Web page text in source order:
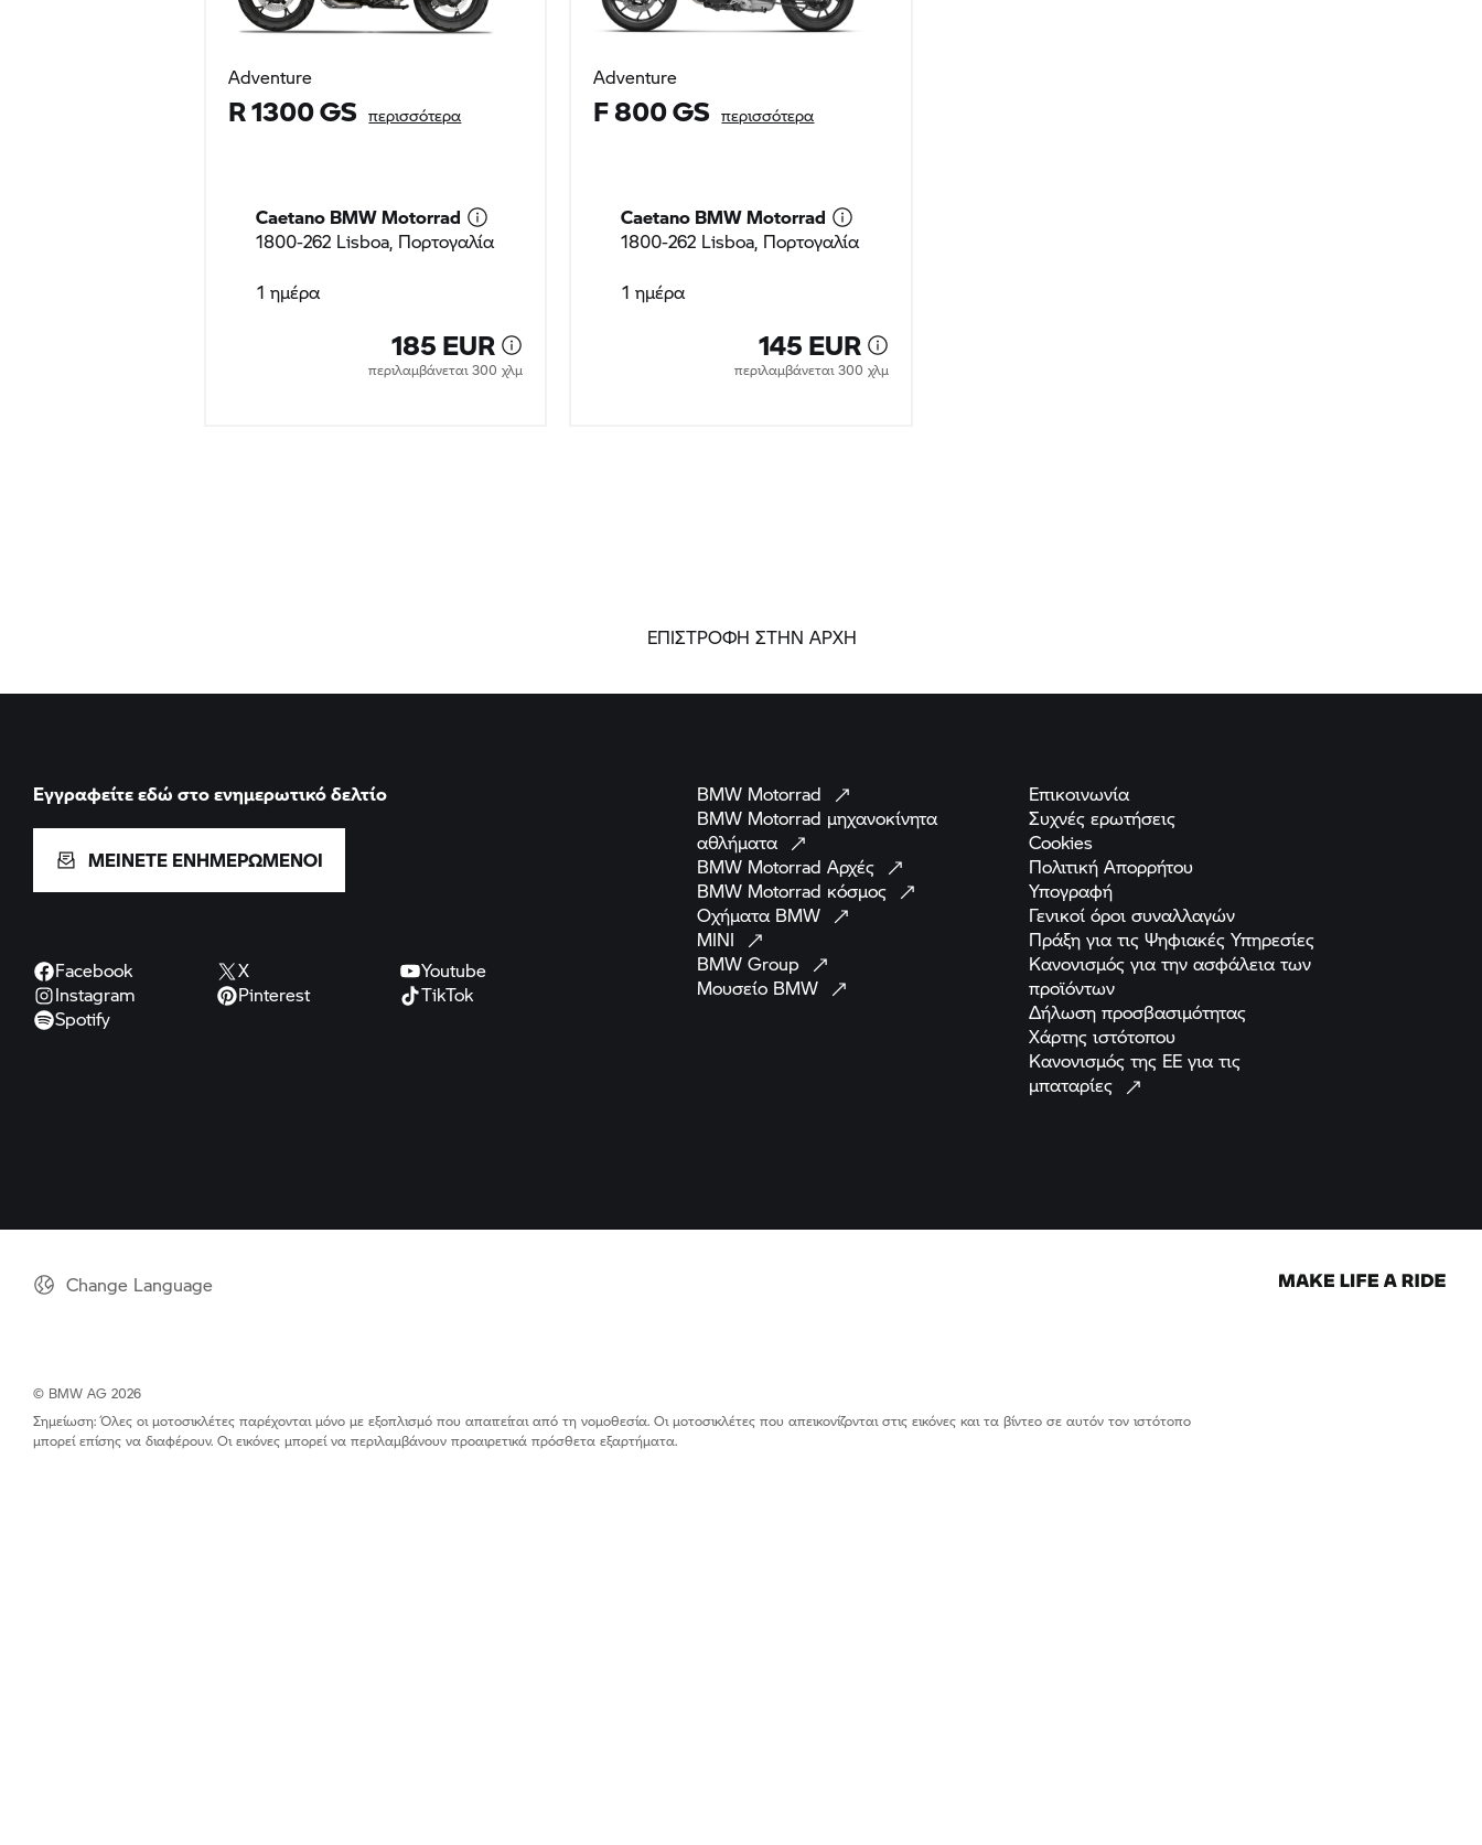
Adventure
R 1300 GS περισσότερα
Caetano BMW Motorrad
1800-262 Lisboa, Πορτογαλία
1 ημέρα
185 EUR
περιλαμβάνεται 300 χλμ
Adventure
F 800 GS περισσότερα
Caetano BMW Motorrad
1800-262 Lisboa, Πορτογαλία
1 ημέρα
145 EUR
περιλαμβάνεται 300 χλμ
ΕΠΙΣΤΡΟΦΗ ΣΤΗΝ ΑΡΧΗ
Εγγραφείτε εδώ στο ενημερωτικό δελτίο
ΜΕΙΝΕΤΕ ΕΝΗΜΕΡΩΜΕΝΟΙ
Facebook X
Youtube
Instagram
Pinterest
TikTok
Spotify
BMW Motorrad
BMW Motorrad μηχανοκίνητα
αθλήματα
BMW Motorrad Αρχές
BMW Motorrad κόσμος
Οχήματα BMW
MINI
BMW Group
Μουσείο BMW
Επικοινωνία
Συχνές ερωτήσεις
Cookies
Πολιτική Απορρήτου
Υπογραφή
Γενικοί όροι συναλλαγών
Πράξη για τις Ψηφιακές Υπηρεσίες
Κανονισμός για την ασφάλεια των
προϊόντων
Δήλωση προσβασιμότητας
Χάρτης ιστότοπου
Κανονισμός της ΕΕ για τις
μπαταρίες
Change Language
© BMW AG 2026
Σημείωση: Όλες οι μοτοσικλέτες παρέχονται μόνο με εξοπλισμό που απαιτείται από τη νομοθεσία. Οι μοτοσικλέτες που απεικονίζονται στις εικόνες και τα βίντεο σε αυτόν τον ιστότοπο
μπορεί επίσης να διαφέρουν. Οι εικόνες μπορεί να περιλαμβάνουν προαιρετικά πρόσθετα εξαρτήματα.